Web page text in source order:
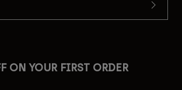
ON YOUR FIRST ORDER